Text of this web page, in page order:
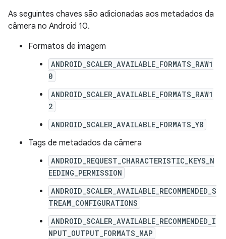
As seguintes chaves são adicionadas aos metadados da
câmera no Android 10.
Formatos de imagem
ANDROID_SCALER_AVAILABLE_FORMATS_RAW1
0
ANDROID_SCALER_AVAILABLE_FORMATS_RAW1
2
ANDROID_SCALER_AVAILABLE_FORMATS_Y8
Tags de metadados da câmera
ANDROID_REQUEST_CHARACTERISTIC_KEYS_N
EEDING_PERMISSION
ANDROID_SCALER_AVAILABLE_RECOMMENDED_S
TREAM_CONFIGURATIONS
ANDROID_SCALER_AVAILABLE_RECOMMENDED_I
NPUT_OUTPUT_FORMATS_MAP